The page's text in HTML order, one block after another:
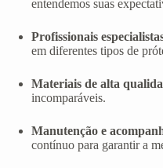
entendemos suas
Profissionais
em diferentes tipos de
Materiais de alta
incomparáveis.
Manutenção e
contínuo para garantir a